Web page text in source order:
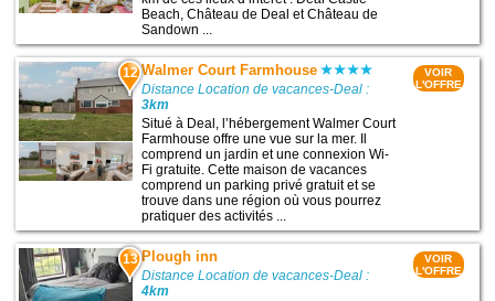
Beach, Château de Deal et Château de
Sandown ...
12 Walmer Court Farmhouse
Distance Location de vacances-Deal :
3km
Situé à Deal, l’hébergement Walmer Court
Farmhouse offre une vue sur la mer. Il
comprend un jardin et une connexion Wi-
Fi gratuite. Cette maison de vacances
comprend un parking privé gratuit et se
trouve dans une région où vous pourrez
pratiquer des activités ...
VOIR
L'OFFRE
13 Plough inn
Distance Location de vacances-Deal :
4km
VOIR
L'OFFRE